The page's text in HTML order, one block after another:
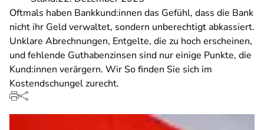
Oftmals haben Bankkund:innen das Gefühl, dass die Bank
nicht ihr Geld verwaltet, sondern unberechtigt abkassiert.
Unklare Abrechnungen, Entgelte, die zu hoch erscheinen,
und fehlende Guthabenzinsen sind nur einige Punkte, die
Kund:innen verärgern. Wir So finden Sie sich im
Kostendschungel zurecht.